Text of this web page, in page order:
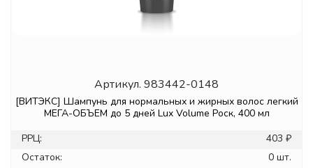
Артикул. 983442-0148
[ВИТЭКС] Шампунь для нормальных и жирных волос легкий
МЕГА-ОБЪЕМ до 5 дней Lux Volume Роск, 400 мл
РРЦ:
403 ₽
Остаток:
0 шт.